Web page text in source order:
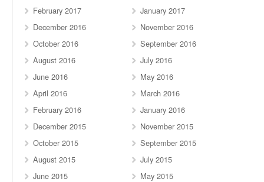
February 2017
January 2017
December 2016
November 2016
October 2016
September 2016
August 2016
July 2016
June 2016
May 2016
April 2016
March 2016
February 2016
January 2016
December 2015
November 2015
October 2015
September 2015
August 2015
July 2015
June 2015
May 2015